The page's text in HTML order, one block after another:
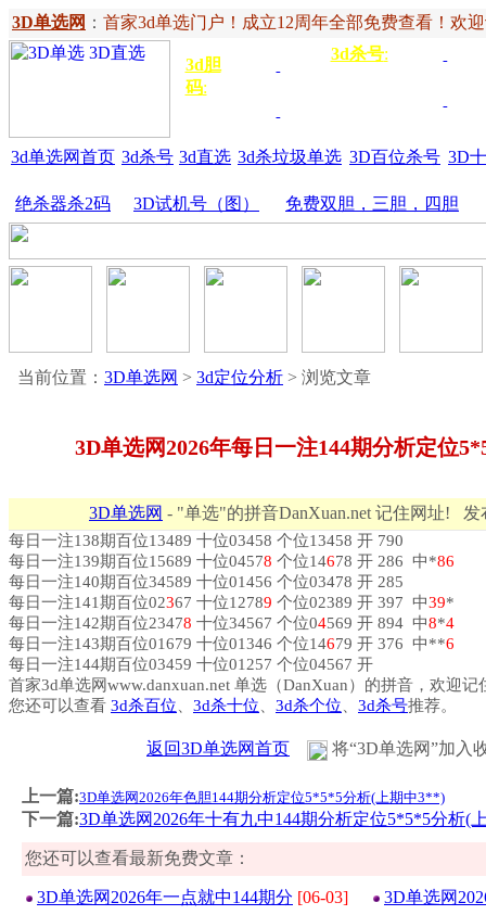
3D单选网 ： 首家3d单选门户！成立12周年全部免费查看！欢
3d胆
码:
3d杀号:
3d单选网首页 3d杀号 3d直选 3d杀垃圾单选 3D百位杀号 3D
绝杀器杀2码 3D试机号（图） 免费双胆，三胆，四胆
当前位置： 3D单选网 > 3d定位分析 > 浏览文章
3D单选网2026年每日一注144期分析定位
3D单选网 - "单选"的拼音DanXuan.net 记住网址! 发
每日一注138期百位13489 十位03458 个位13458 开 790
每日一注139期百位15689 十位04578 个位14678 开 286 中*86
每日一注140期百位34589 十位01456 个位03478 开 285
每日一注141期百位02367 十位12789 个位02389 开 397 中39*
每日一注142期百位23478 十位34567 个位04569 开 894 中8*4
每日一注143期百位01679 十位01346 个位14679 开 376 中**6
每日一注144期百位03459 十位01257 个位04567 开
首家3d单选网www.danxuan.net 单选（DanXuan）的拼音，欢迎记
您还可以查看 3d杀百位 3d杀十位 3d杀个位 3d杀号推荐。
返回3D单选网首页 将“3D单选网”加入
上一篇:3D单选网2026年色胆144期分析定位5*5*5分析(上期中3**)
下一篇:3D单选网2026年十有九中144期分析定位5*5*5分析(
您还可以查看最新免费文章：
3D单选网2026年一点就中144期分 [06-03]
3D单选网